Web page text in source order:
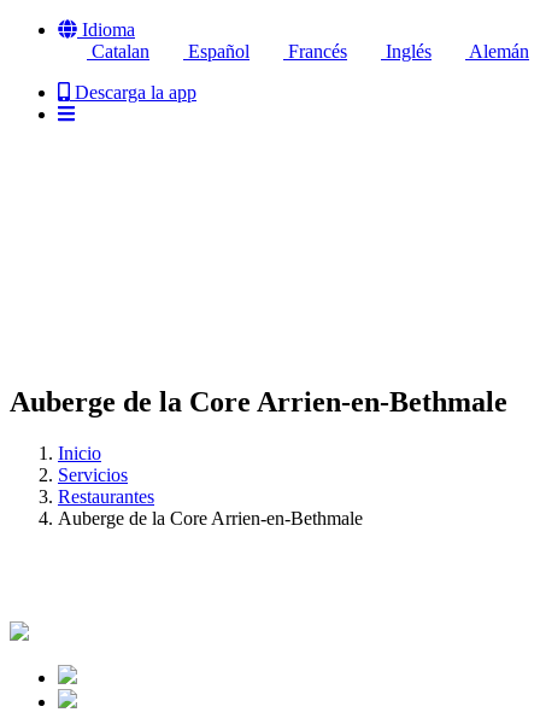
Idioma
Catalan
Español Francés Inglés
Alemán
Descarga la app
Auberge de la Core Arrien-en-Bethmale
Inicio
Servicios
Restaurantes
Auberge de la Core Arrien-en-Bethmale